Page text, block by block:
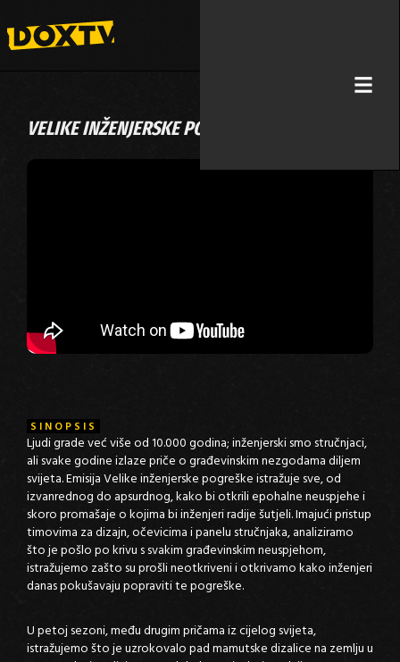
VELIKE INŽENJERSKE POGREŠKE
SINOPSIS
Ljudi grade već više od 10.000 godina; inženjerski smo stručnjaci,
ali svake godine izlaze priče o građevinskim nezgodama diljem
svijeta. Emisija Velike inženjerske pogreške istražuje sve, od
izvanrednog do apsurdnog, kako bi otkrili epohalne neuspjehe i
skoro promašaje o kojima bi inženjeri radije šutjeli. Imajući pristup
timovima za dizajn, očevicima i panelu stručnjaka, analiziramo
što je pošlo po krivu s svakim građevinskim neuspjehom,
istražujemo zašto su prošli neotkriveni i otkrivamo kako inženjeri
danas pokušavaju popraviti te pogreške.
U petoj sezoni, među drugim pričama iz cijelog svijeta,
istražujemo što je uzrokovalo pad mamutske dizalice na zemlju u